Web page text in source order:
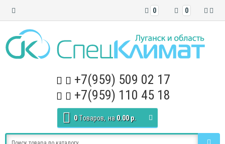
0
0
+7(959) 509 02 17
+7(959) 110 45 18
0 Tоваров, на 0.00 р.